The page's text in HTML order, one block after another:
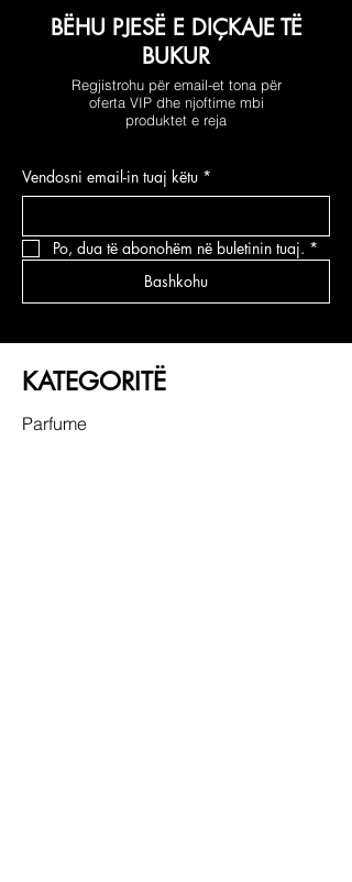
BËHU PJESË E DIÇKAJE TË
BUKUR
Regjistrohu për email-et tona për
oferta VIP dhe njoftime mbi
produktet e reja
Vendosni email-in tuaj këtu *
Po, dua të abonohëm në buletinin tuaj. *
Bashkohu
KATEGORITË
Parfume